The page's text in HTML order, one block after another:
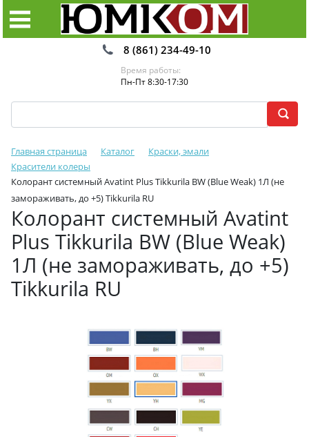
8 (861) 234-49-10
Время работы:
Пн-Пт 8:30-17:30
Главная страница Каталог
Краски, эмали
Красители колеры
Колорант системный Avatint Plus Tikkurila BW (Blue Weak) 1Л (не
замораживать, до +5) Tikkurila RU
Колорант системный Avatint
Plus Tikkurila BW (Blue Weak)
1Л (не замораживать, до +5)
Tikkurila RU